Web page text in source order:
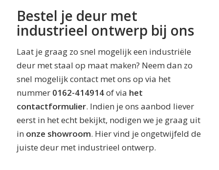
Bestel je deur met
industrieel ontwerp bij ons
Laat je graag zo snel mogelijk een industriële
deur met staal op maat maken? Neem dan zo
snel mogelijk contact met ons op via het
nummer 0162-414914of via het
contactformulier. Indien je ons aanbod liever
eerst in het echt bekijkt, nodigen we je graag uit
in onze showroom. Hier vind je ongetwijfeld de
juiste deur met industrieel ontwerp.